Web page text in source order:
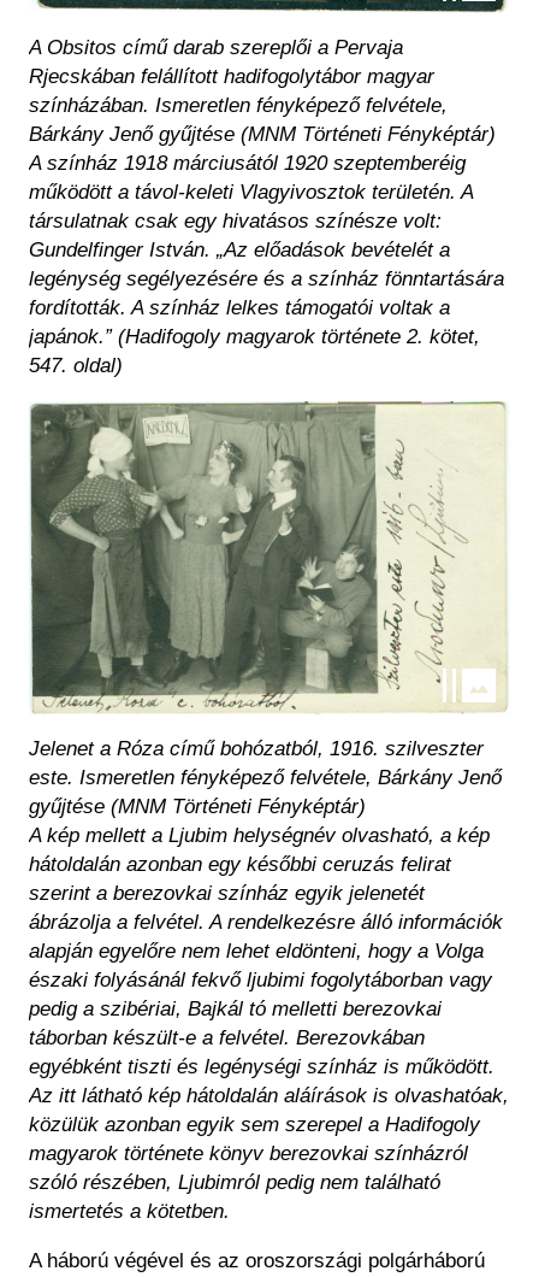
A Obsitos című darab szereplői a Pervaja
Rjecskában felállított hadifogolytábor magyar
színházában. Ismeretlen fényképező felvétele,
Bárkány Jenő gyűjtése (MNM Történeti Fényképtár)
A színház 1918 márciusától 1920 szeptemberéig
működött a távol-keleti Vlagyivosztok területén. A
társulatnak csak egy hivatásos színésze volt:
Gundelfinger István. „Az előadások bevételét a
legénység segélyezésére és a színház fönntartására
fordították. A színház lelkes támogatói voltak a
japánok.” (Hadifogoly magyarok története 2. kötet,
547. oldal)
Kép
Jelenet a Róza című bohózatból, 1916. szilveszter
este. Ismeretlen fényképező felvétele, Bárkány Jenő
gyűjtése (MNM Történeti Fényképtár)
A kép mellett a Ljubim helységnév olvasható, a kép
hátoldalán azonban egy későbbi ceruzás felirat
szerint a berezovkai színház egyik jelenetét
ábrázolja a felvétel. A rendelkezésre álló információk
alapján egyelőre nem lehet eldönteni, hogy a Volga
északi folyásánál fekvő ljubimi fogolytáborban vagy
pedig a szibériai, Bajkál tó melletti berezovkai
táborban készült-e a felvétel. Berezovkában
egyébként tiszti és legénységi színház is működött.
Az itt látható kép hátoldalán aláírások is olvashatóak,
közülük azonban egyik sem szerepel a Hadifogoly
magyarok története könyv berezovkai színházról
szóló részében, Ljubimról pedig nem található
ismertetés a kötetben.
A háború végével és az oroszországi polgárháború